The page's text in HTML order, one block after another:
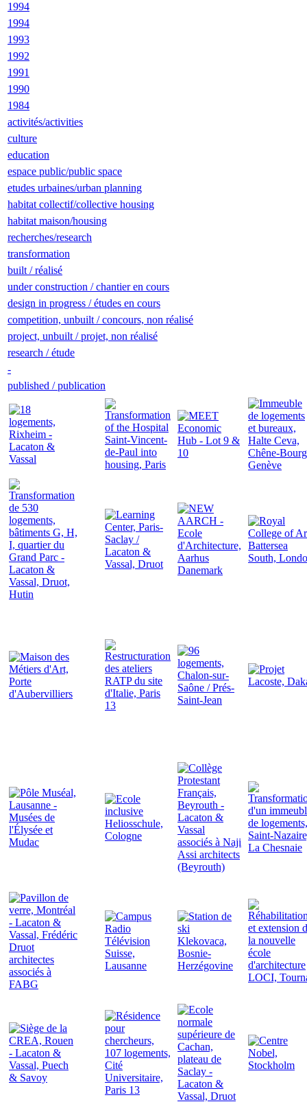
1994
1994
1993
1992
1991
1990
1984
activités/activities
culture
education
espace public/public space
etudes urbaines/urban planning
habitat collectif/collective housing
habitat maison/housing
recherches/research
transformation
built / réalisé
under construction / chantier en cours
design in progress / études en cours
competition, unbuilt / concours, non réalisé
project, unbuilt / projet, non réalisé
research / étude
-
published / publication